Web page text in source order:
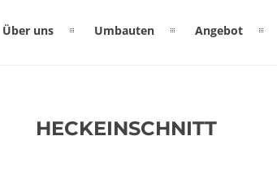
Über uns Umbauten Angebot
HECKEINSCHNITT